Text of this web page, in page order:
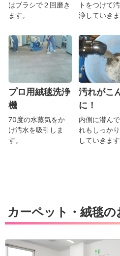
はブラシで２回磨き
ます。
トをつけて
浄していきま
プロ用絨毯洗浄
機
70度の水蒸気をか
け汚水を吸引しま
す。
汚れがこ
に！
内側に潜ん
れもしっか
していきます
カーペット・絨毯の